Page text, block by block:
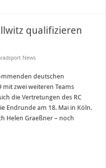
qualifizieren
News
deutschen
zwei weiteren Teams
die Vertretungen des RC
Endrunde am 18. Mai in Köln.
Helen Graeßner – noch